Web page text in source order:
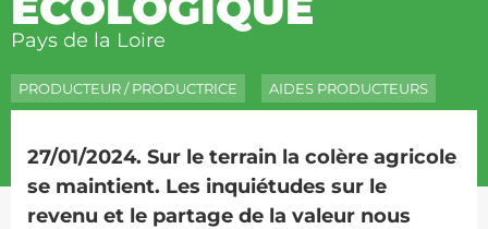
Pays de la Loire
PRODUCTEUR / PRODUCTRICE AIDES PRODUCTEURS
27/01/2024. Sur le terrain la colère agricole
se maintient. Les inquiétudes sur le
revenu et le partage de la valeur nous